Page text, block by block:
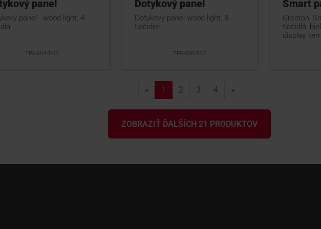
panel
panel - wood light, 4
TPA-604-T-02
Dotykový panel
Dotykový panel wood light, 8
tlačidiel.
TPA-608-T-02
Smart
Grenton,
tlačidlá,
display,
« 1 2 3 4 »
ZOBRAZIŤ ĎALŠÍCH 21 PRODUKTOV